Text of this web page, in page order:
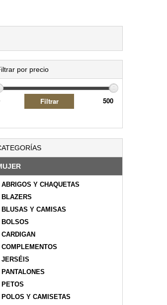
por precio
ABRIGOS Y CHAQUETAS
BLAZERS
BLUSAS Y CAMISAS
BOLSOS
CARDIGAN
COMPLEMENTOS
JERSÉIS
PANTALONES
PETOS
POLOS Y CAMISETAS